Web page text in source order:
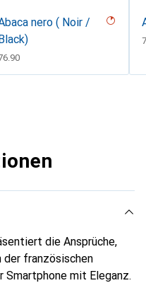
nero ( Noir /
die Ansprüche,
der französischen
Smartphone mit Eleganz.